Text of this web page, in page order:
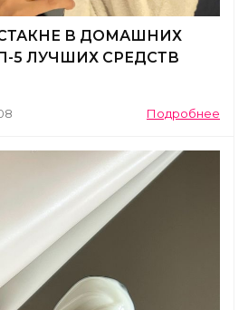
В ДОМАШНИХ
5 ЛУЧШИХ СРЕДСТВ
Подробнее